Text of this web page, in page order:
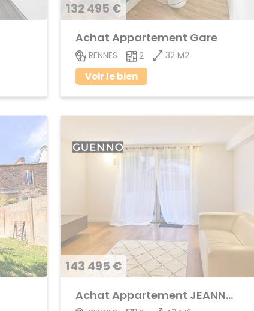
132 495 €
Achat Appartement Gare
RENNES 2 32 M2
Voir le bien
143 495 €
Achat Appartement JEANNE d'ARC - BEAULIEU